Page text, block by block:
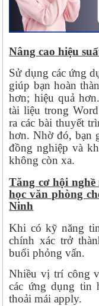
Nâng cao hiệu
Sử dụng các ứng
giúp bạn hoàn
hơn; hiệu quả
tài liệu trong
ra các bài thuyết
hơn. Nhờ đó, bạn
đồng nghiệp và
không còn xa.
Tăng cơ hội
học văn phòng
Ninh
Khi có kỹ năng
chính xác trở
buổi phỏng vấn.
Nhiều vị trí công
các ứng dụng tin
thoải mái apply.